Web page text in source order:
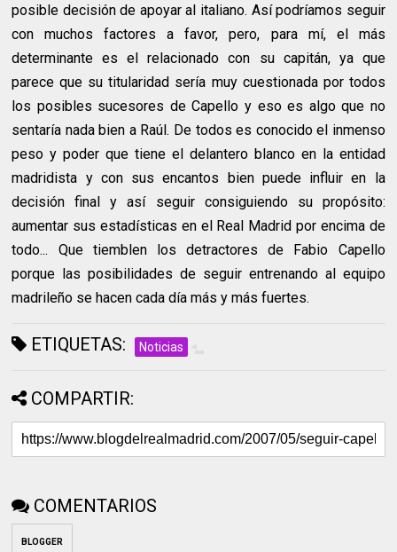
posible decisión de apoyar al italiano. Así podríamos seguir
con muchos factores a favor, pero, para mí, el más
determinante es el relacionado con su capitán, ya que
parece que su titularidad sería muy cuestionada por todos
los posibles sucesores de Capello y eso es algo que no
sentaría nada bien a Raúl. De todos es conocido el inmenso
peso y poder que tiene el delantero blanco en la entidad
madridista y con sus encantos bien puede influir en la
decisión final y así seguir consiguiendo su propósito:
aumentar sus estadísticas en el Real Madrid por encima de
todo... Que tiemblen los detractores de Fabio Capello
porque las posibilidades de seguir entrenando al equipo
madrileño se hacen cada día más y más fuertes.
ETIQUETAS: Noticias
COMPARTIR:
COMENTARIOS
BLOGGER